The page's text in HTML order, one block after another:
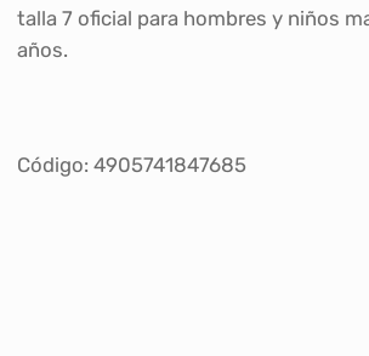
talla 7 oficial para hombres y niños
años.
Código: 4905741847685